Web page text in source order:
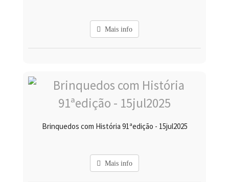
Mais info
Brinquedos com História 91ªedição - 15jul2025
Mais info